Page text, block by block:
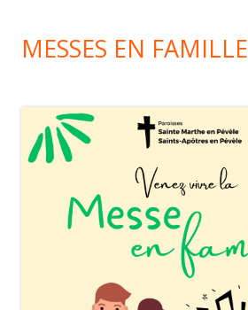
MESSES EN FAMILLE